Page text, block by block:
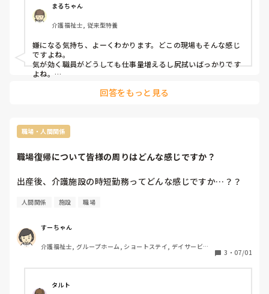
失礼しました。
私はあの入居者キライだからやりたくないと言いきってその
人には近寄らない。
そんな職員も数人いてその尻拭いが全部まわってくる。
真面目にやればやるだけ損する雰囲気。
まぁまぁそんな目くじらを立てないで
いつもいつも気づくのは同じ人。
嫌になる…
まるちゃん
介護福祉士, 従来型特養
嫌になる気持ち、よーくわかります。どこの現場もそんな感じ
ですよね。
気が効く職員がどうしても仕事量増えるし尻拭いばっかりです
よね。
回答をもっと見る
職場・人間関係
職場復帰について皆様の周りはどんな感じですか？
出産後、介護施設の時短勤務ってどんな感じですか…？？
人間関係 施設 職場
すーちゃん
介護福祉士, グループホーム, ショートステイ, デイサービス,
3 ・ 07/01
タルト